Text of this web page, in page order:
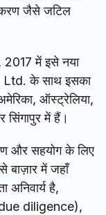
जैसे जटिल
2017 में इसे नया
Ltd. के साथ इसका
ऑस्ट्रेलिया,
सिंगापुर में हैं।
और सहयोग के लिए
बाज़ार में जहाँ
अनिवार्य है,
diligence),